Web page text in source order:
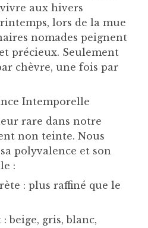
aux hivers
lors de la mue
nomades peignent
précieux. Seulement
chèvre, une fois par
Intemporelle
rare dans notre
non teinte. Nous
polyvalence et son
:
: plus raffiné que le
beige, gris, blanc,